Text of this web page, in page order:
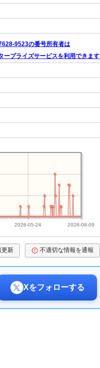
9523の番号所有者は
ープライズサービスを利用できます
2026-05-24 2026-08-09
更新 不適切な情報を通報
Xをフォローする